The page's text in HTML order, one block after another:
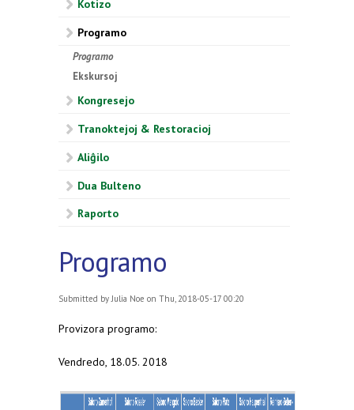
Kotizo
Programo
Programo
Ekskursoj
Kongresejo
Tranoktejoj & Restoracioj
Aliĝilo
Dua Bulteno
Raporto
Programo
Submitted byJulia Noe on Thu, 2018-05-17 00:20
Provizora programo:
Vendredo, 18.05. 2018